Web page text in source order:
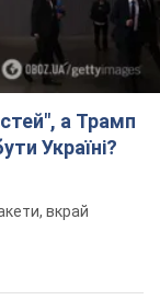
а Трамп
Україні?
вкрай